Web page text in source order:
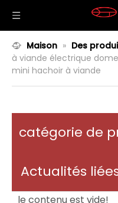
Maison » Des
à viande électrique
mini hachoir à viande
catégorie de
Actualités
le contenu est vide!